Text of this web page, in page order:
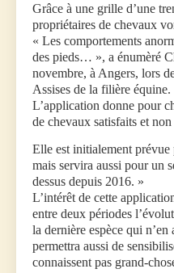
Grâce à une grille d’une
propriétaires de chevaux
« Les comportements
des pieds… », a énumèré
novembre, à Angers, lors
Assises de la filière équine.
L’application donne pour
de chevaux satisfaits et
Elle est initialement
mais servira aussi pour un
dessus depuis 2016. »
L’intérêt de cette
entre deux périodes
la dernière espèce qui
permettra aussi de
connaissent pas grand-